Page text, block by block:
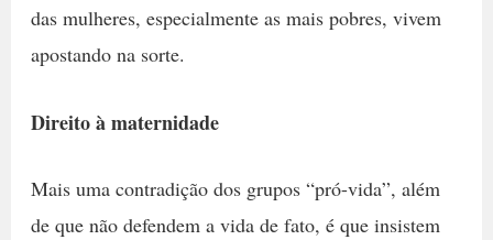
das mulheres, especialmente as mais pobres, vivem
apostando na sorte.
Direito à maternidade
Mais uma contradição dos grupos “pró-vida”, além
de que não defendem a vida de fato, é que insistem